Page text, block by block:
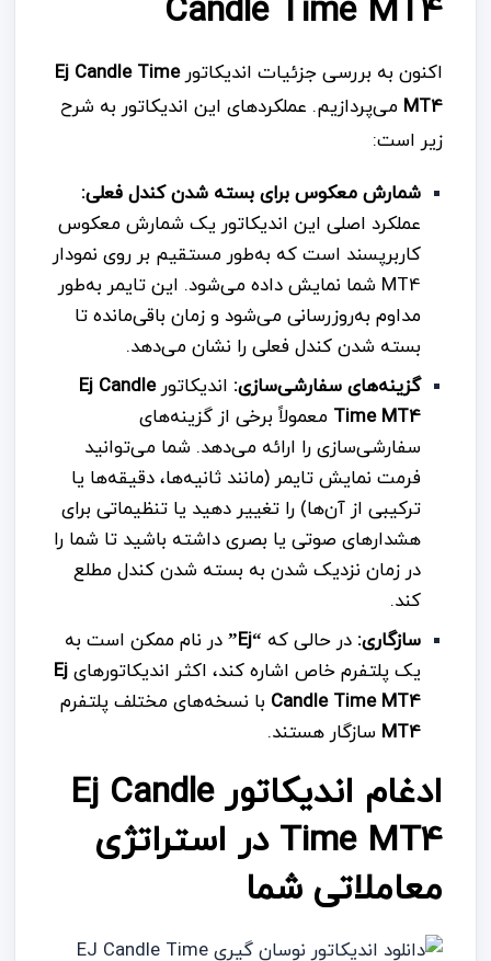
Candle Time MT4
اکنون به بررسی جزئیات اندیکاتورEj Candle Time
MT4 می‌پردازیم. عملکردهای این اندیکاتور به شرح
زیر است:
شمارش معکوس برای بسته شدن کندل فعلی:
عملکرد اصلی این اندیکاتور یک شمارش معکوس
کاربرپسند است که به‌طور مستقیم بر روی نمودار
MT4 شما نمایش داده می‌شود. این تایمر به‌طور
مداوم به‌روزرسانی می‌شود و زمان باقی‌مانده تا
بسته شدن کندل فعلی را نشان می‌دهد.
گزینه‌های سفارشی‌سازی: اندیکاتورEj Candle
Time MT4 معمولاً برخی از گزینه‌های
سفارشی‌سازی را ارائه می‌دهد. شما می‌توانید
فرمت نمایش تایمر (مانند ثانیه‌ها، دقیقه‌ها یا
ترکیبی از آن‌ها) را تغییر دهید یا تنظیماتی برای
هشدارهای صوتی یا بصری داشته باشید تا شما را
در زمان نزدیک شدن به بسته شدن کندل مطلع
کند.
سازگاری: در حالی که “Ej”
در نام ممکن است به
یک پلتفرم خاص اشاره کند، اکثر اندیکاتورهایEj
Candle Time MT4 با نسخه‌های مختلف پلتفرم
MT4 سازگار هستند.
ادغام اندیکاتور Ej Candle
Time MT4 در استراتژی
معاملاتی شما